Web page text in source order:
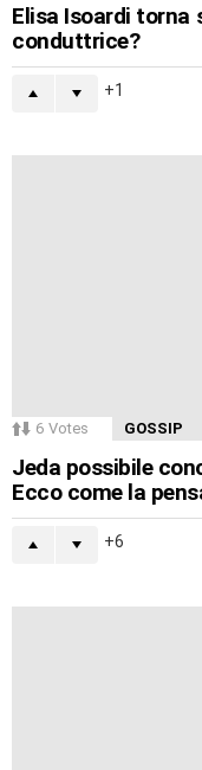
Elisa Isoardi torna
conduttrice?
1
6 Votes GOSSIP
Jeda possibile
Ecco come la
6